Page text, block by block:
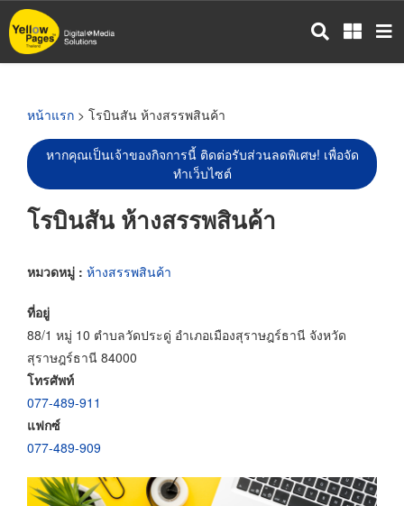
ข้าม
ไป
หน้าแรก > โรบินสัน ห้างสรรพสินค้า
หากคุณเป็นเจ้าของกิจการนี้ ติดต่อรับส่วนลดพิเศษ! เพื่อจัด
ทำเว็บไซต์
โรบินสัน ห้างสรรพสินค้า
หมวดหมู่ : ห้างสรรพสินค้า
ที่อยู่
88/1 หมู่ 10 ตำบลวัดประดู่ อำเภอเมืองสุราษฎร์ธานี จังหวัด
สุราษฎร์ธานี 84000
โทรศัพท์
077-489-911
แฟกซ์
077-489-909